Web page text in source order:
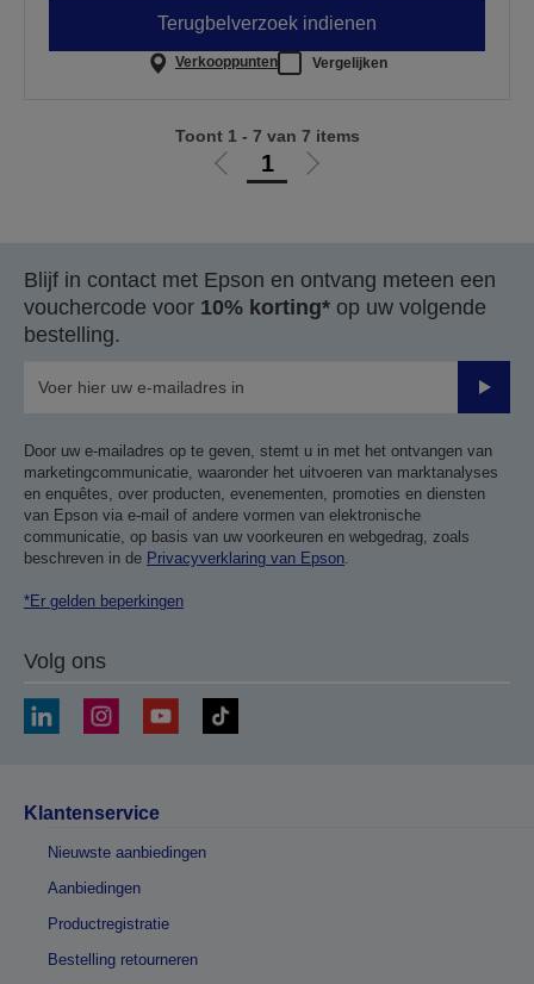
Terugbelverzoek indienen
Verkooppunten Vergelijken
Ga
1
Ga
pagina
Toont 1 - 7 van 7 items
Blijf in contact met Epson en ontvang meteen een
vouchercode voor 10% korting* op uw volgende
bestelling.
Door uw e-mailadres op te geven, stemt u in met het ontvangen van
marketingcommunicatie, waaronder het uitvoeren van marktanalyses
en enquêtes, over producten, evenementen, promoties en diensten
van Epson via e-mail of andere vormen van elektronische
communicatie, op basis van uw voorkeuren en webgedrag, zoals
beschreven in de Privacyverklaring van Epson
*Er gelden beperkingen
Volg ons
Klantenservice
Nieuwste aanbiedingen
Aanbiedingen
Productregistratie
Bestelling retourneren